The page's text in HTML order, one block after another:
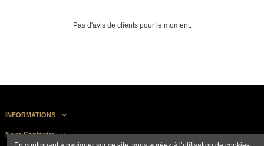
Pas d'avis de clients pour le moment.
INFORMATIONS
Nous Contacter